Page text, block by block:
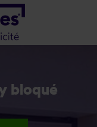
bloqué